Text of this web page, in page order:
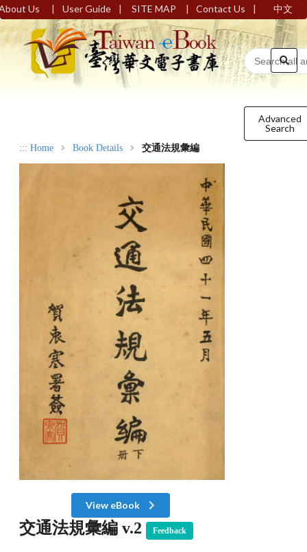
Us | User Guide | SITE MAP | Contact Us | 中文
Advanced
Search
::: Home Book Details 交通法規彙編
View eBook
交通法規彙編 v.2 Feedback